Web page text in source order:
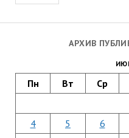
АРХИВ
Пн Вт Ср
4
5 6